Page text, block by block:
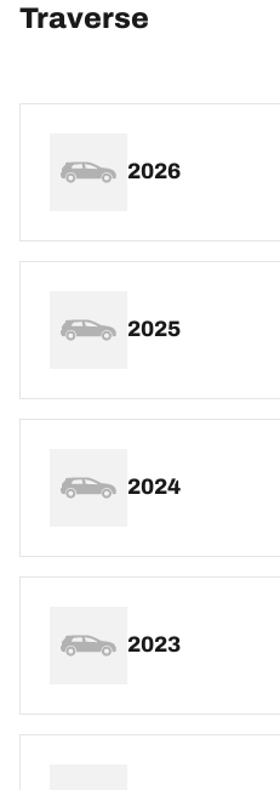
Traverse
2026
2025
2024
2023